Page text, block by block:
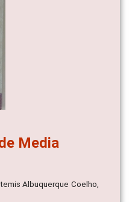
Media
Albuquerque Coelho,